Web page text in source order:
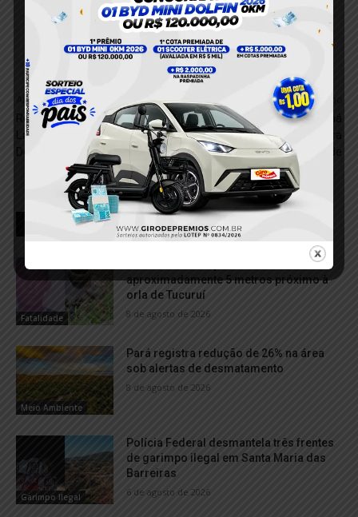
Anterior
Roubo a Mão Armada em
Lava-Jato em Santarém:
Dois Celulares São Levados
Próximo
Até 7 de janeiro há
descontos especiais para
IPVA de veículos com final de
placas 01 a 31
RELACIONADOS
Fatalidade
aproximadamente 5 metros próximo à
orla de Tucuruí
8 de agosto de 2026
Meio Ambiente
Pará registra redução de 26% na área
sob alertas de desmatamento
8 de agosto de 2026
Garimpo Ilegal
Polícia Federal desmantela três frentes
de garimpo ilegal em Santa Maria das
Barreiras
6 de agosto de 2026